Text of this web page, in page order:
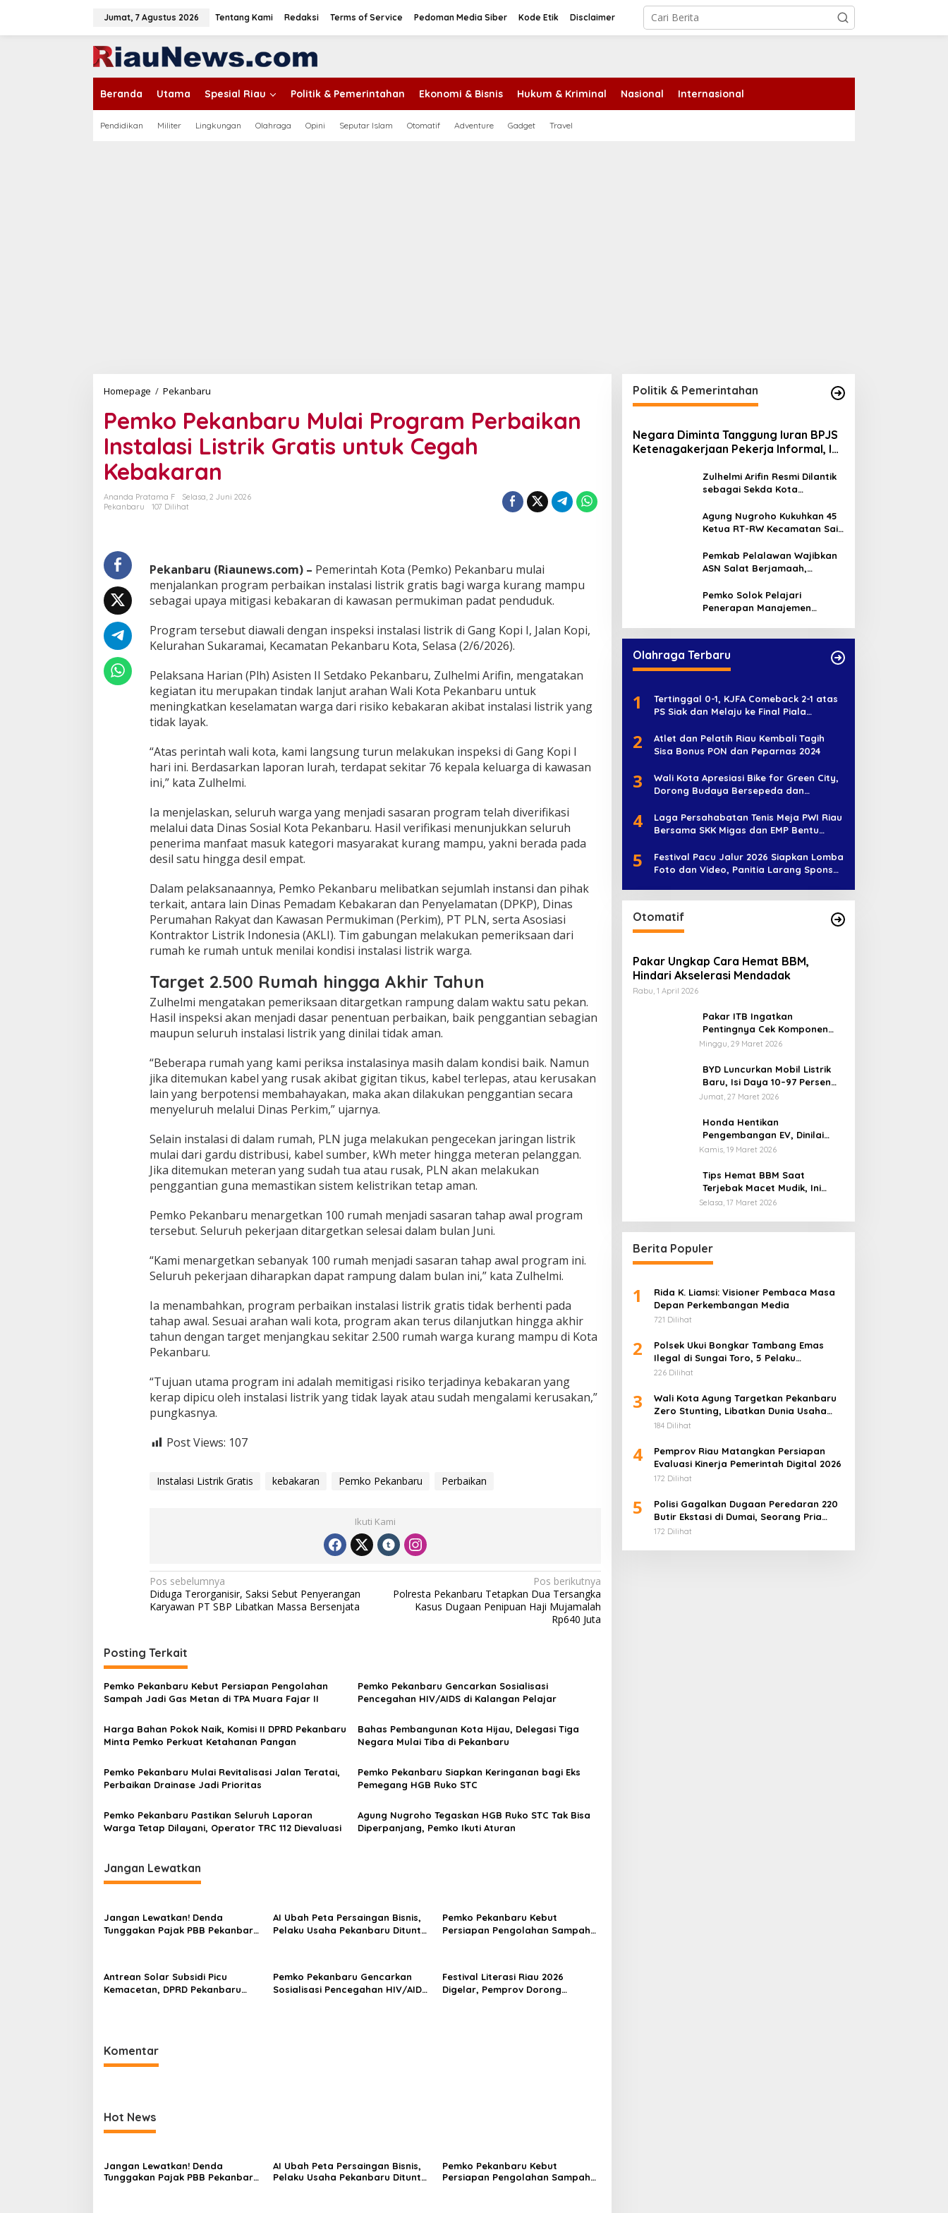
Jumat, 7 Agustus 2026 Tentang Kami Redaksi Terms of Service Pedoman Media Siber Kode Etik Disclaimer
Beranda Utama Spesial Riau Politik & Pemerintahan Ekonomi & Bisnis Hukum & Kriminal Nasional Internasional
Pendidikan Militer Lingkungan Olahraga Opini Seputar Islam Otomatif Adventure Gadget Travel
Homepage / Pekanbaru
m
k
o
P
e
k
a
M
u
a
P
r
g
r
a
m
r
b
a
i
a
n
I
n
s
a
l
a
s
i
L
s
t
r
i
k
G
a
t
i
s
u
t
u
k
C
e
a
h
b
a
a
r
n
Pemko Pekanbaru Mulai Program Perbaikan
Instalasi Listrik Gratis untuk Cegah
Kebakaran
Ananda Pratama F
Selasa, 2 Juni 2026
Pekanbaru
107 Dilihat
Pekanbaru (Riaunews.com) – Pemerintah Kota (Pemko) Pekanbaru mulai
menjalankan program perbaikan instalasi listrik gratis bagi warga kurang mampu
sebagai upaya mitigasi kebakaran di kawasan permukiman padat penduduk.
Program tersebut diawali dengan inspeksi instalasi listrik di Gang Kopi I, Jalan Kopi,
Kelurahan Sukaramai, Kecamatan Pekanbaru Kota, Selasa (2/6/2026).
Pelaksana Harian (Plh) Asisten II Setdako Pekanbaru, Zulhelmi Arifin, mengatakan
kegiatan itu merupakan tindak lanjut arahan Wali Kota Pekanbaru untuk
meningkatkan keselamatan warga dari risiko kebakaran akibat instalasi listrik yang
tidak layak.
“Atas perintah wali kota, kami langsung turun melakukan inspeksi di Gang Kopi I
hari ini. Berdasarkan laporan lurah, terdapat sekitar 76 kepala keluarga di kawasan
ini,” kata Zulhelmi.
Ia menjelaskan, seluruh warga yang menjadi sasaran program telah diverifikasi
melalui data Dinas Sosial Kota Pekanbaru. Hasil verifikasi menunjukkan seluruh
penerima manfaat masuk kategori masyarakat kurang mampu, yakni berada pada
desil satu hingga desil empat.
Dalam pelaksanaannya, Pemko Pekanbaru melibatkan sejumlah instansi dan pihak
terkait, antara lain Dinas Pemadam Kebakaran dan Penyelamatan (DPKP), Dinas
Perumahan Rakyat dan Kawasan Permukiman (Perkim), PT PLN, serta Asosiasi
Kontraktor Listrik Indonesia (AKLI). Tim gabungan melakukan pemeriksaan dari
rumah ke rumah untuk menilai kondisi instalasi listrik warga.
Target 2.500 Rumah hingga Akhir Tahun
Zulhelmi mengatakan pemeriksaan ditargetkan rampung dalam waktu satu pekan.
Hasil inspeksi akan menjadi dasar penentuan perbaikan, baik penggantian sebagian
maupun seluruh instalasi listrik yang dinilai tidak aman.
“Beberapa rumah yang kami periksa instalasinya masih dalam kondisi baik. Namun
jika ditemukan kabel yang rusak akibat gigitan tikus, kabel terlepas, atau kerusakan
lain yang berpotensi membahayakan, maka akan dilakukan penggantian secara
menyeluruh melalui Dinas Perkim,” ujarnya.
Selain instalasi di dalam rumah, PLN juga melakukan pengecekan jaringan listrik
mulai dari gardu distribusi, kabel sumber, kWh meter hingga meteran pelanggan.
Jika ditemukan meteran yang sudah tua atau rusak, PLN akan melakukan
penggantian guna memastikan sistem kelistrikan tetap aman.
Pemko Pekanbaru menargetkan 100 rumah menjadi sasaran tahap awal program
tersebut. Seluruh pekerjaan ditargetkan selesai dalam bulan Juni.
“Kami menargetkan sebanyak 100 rumah menjadi sasaran tahap awal program ini.
Seluruh pekerjaan diharapkan dapat rampung dalam bulan ini,” kata Zulhelmi.
Ia menambahkan, program perbaikan instalasi listrik gratis tidak berhenti pada
tahap awal. Sesuai arahan wali kota, program akan terus dilanjutkan hingga akhir
tahun dengan target menjangkau sekitar 2.500 rumah warga kurang mampu di Kota
Pekanbaru.
“Tujuan utama program ini adalah memitigasi risiko terjadinya kebakaran yang
kerap dipicu oleh instalasi listrik yang tidak layak atau sudah mengalami kerusakan,”
pungkasnya.
Post Views: 107
Instalasi Listrik Gratis kebakaran Pemko Pekanbaru Perbaikan
Ikuti Kami
N
a
i
g
a
s
i
p
o
s
Pos sebelumnya
Diduga Terorganisir, Saksi Sebut Penyerangan
Karyawan PT SBP Libatkan Massa Bersenjata
Pos berikutnya
Polresta Pekanbaru Tetapkan Dua Tersangka
Kasus Dugaan Penipuan Haji Mujamalah
Rp640 Juta
Posting Terkait
Pemko Pekanbaru Kebut Persiapan Pengolahan
Sampah Jadi Gas Metan di TPA Muara Fajar II
Pemko Pekanbaru Gencarkan Sosialisasi
Pencegahan HIV/AIDS di Kalangan Pelajar
Harga Bahan Pokok Naik, Komisi II DPRD Pekanbaru
Minta Pemko Perkuat Ketahanan Pangan
Bahas Pembangunan Kota Hijau, Delegasi Tiga
Negara Mulai Tiba di Pekanbaru
Pemko Pekanbaru Mulai Revitalisasi Jalan Teratai,
Perbaikan Drainase Jadi Prioritas
Pemko Pekanbaru Siapkan Keringanan bagi Eks
Pemegang HGB Ruko STC
Pemko Pekanbaru Pastikan Seluruh Laporan
Warga Tetap Dilayani, Operator TRC 112 Dievaluasi
Agung Nugroho Tegaskan HGB Ruko STC Tak Bisa
Diperpanjang, Pemko Ikuti Aturan
Jangan Lewatkan
Jangan Lewatkan! Denda
Tunggakan Pajak PBB Pekanbaru
AI Ubah Peta Persaingan Bisnis,
Pelaku Usaha Pekanbaru Dituntut
Pemko Pekanbaru Kebut
Persiapan Pengolahan Sampah
Antrean Solar Subsidi Picu
Kemacetan, DPRD Pekanbaru
Pemko Pekanbaru Gencarkan
Sosialisasi Pencegahan HIV/AIDS
Festival Literasi Riau 2026
Digelar, Pemprov Dorong
Komentar
Hot News
Jangan Lewatkan! Denda
Tunggakan Pajak PBB Pekanbaru
AI Ubah Peta Persaingan Bisnis,
Pelaku Usaha Pekanbaru Dituntut
Pemko Pekanbaru Kebut
Persiapan Pengolahan Sampah
Politik & Pemerintahan
Negara Diminta Tanggung Iuran BPJS
Ketenagakerjaan Pekerja Informal, Ini
Zulhelmi Arifin Resmi Dilantik
sebagai Sekda Kota
Agung Nugroho Kukuhkan 45
Ketua RT-RW Kecamatan Sail,
Warga
Pemkab Pelalawan Wajibkan
ASN Salat Berjamaah,
Jadi Empat Kali
Pemko Solok Pelajari
Penerapan Manajemen
Olahraga Terbaru
1
Tertinggal 0-1, KJFA Comeback 2-1 atas
PS Siak dan Melaju ke Final Piala
2
Atlet dan Pelatih Riau Kembali Tagih
Sisa Bonus PON dan Peparnas 2024
3
Wali Kota Apresiasi Bike for Green City,
Dorong Budaya Bersepeda dan
4
Laga Persahabatan Tenis Meja PWI Riau
Bersama SKK Migas dan EMP Bentu
5
Festival Pacu Jalur 2026 Siapkan Lomba
Foto dan Video, Panitia Larang Sponsor
Otomatif
Pakar Ungkap Cara Hemat BBM,
Hindari Akselerasi Mendadak
Rabu, 1 April 2026
Pakar ITB Ingatkan
Pentingnya Cek Komponen
Kendaraan Usai Mudik
Minggu, 29 Maret 2026
BYD Luncurkan Mobil Listrik
Baru, Isi Daya 10–97 Persen
Hanya 9 Menit
Jumat, 27 Maret 2026
Honda Hentikan
Pengembangan EV, Dinilai
Kian Tertinggal di Industri
Kamis, 19 Maret 2026
Tips Hemat BBM Saat
Terjebak Macet Mudik, Ini
Saran Pakar ITB
Selasa, 17 Maret 2026
Berita Populer
1
Rida K. Liamsi: Visioner Pembaca Masa
Depan Perkembangan Media
721 Dilihat
2
Polsek Ukui Bongkar Tambang Emas
Ilegal di Sungai Toro, 5 Pelaku
Diamankan
226 Dilihat
3
Wali Kota Agung Targetkan Pekanbaru
Zero Stunting, Libatkan Dunia Usaha
Penuhi Gizi Anak
184 Dilihat
4
Pemprov Riau Matangkan Persiapan
Evaluasi Kinerja Pemerintah Digital 2026
172 Dilihat
5
Polisi Gagalkan Dugaan Peredaran 220
Butir Ekstasi di Dumai, Seorang Pria
Ditangkap
172 Dilihat